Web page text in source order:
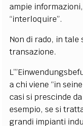
ampie
“interloquire”.
Non di rado, in tale
transazione.
a chi viene “in
casi si prescinde
esempio, se si
grandi impianti